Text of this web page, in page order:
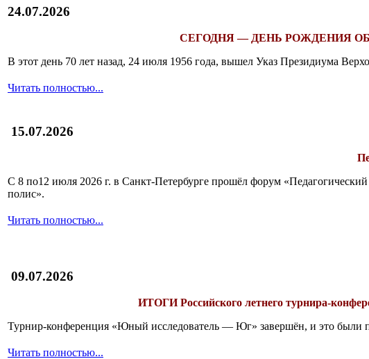
24.07.2026
СЕГОДНЯ — ДЕНЬ РОЖДЕНИЯ
В этот день 70 лет назад, 24 июля 1956 года, вышел Указ Президиума
Читать полностью...
15.07.2026
С 8 по12 июля 2026 г. в Санкт-Петербурге прошёл форум
полис».
Читать полностью...
09.07.2026
ИТОГИРоссийского летнего турнира-
Турнир-конференция «Юный исследователь — Юг» завершён, и это были
Читать полностью...